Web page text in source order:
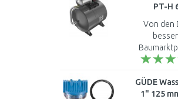
PT-H
Von den
und von
GÜDE
1" 125